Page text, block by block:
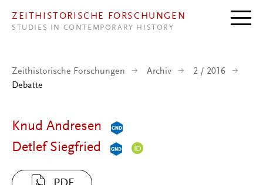
ZEITHISTORISCHE FORSCHUNGEN
STUDIES IN CONTEMPORARY HISTORY
Zeithistorische Forschungen Archiv
2 / 2016
Debatte
Knud Andresen
Detlef Siegfried